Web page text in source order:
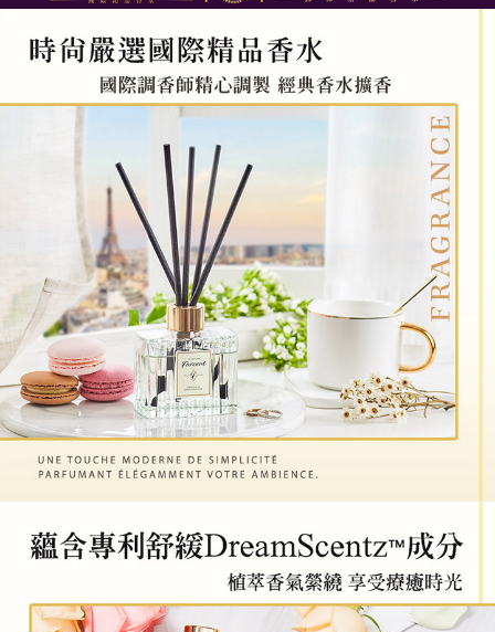
「AFTEE先享後付」，若未經同意申辦者引起之損失，本公司不負相關責
４．使用「AFTEE先享後付」時，將依據個別帳號之用戶狀況，依本公司即
請求用戶進行身份認證。
５．嚴禁一人註冊多個帳號或使用他人資訊註冊。若發現惡意使用之情形，
恩沛科技股份有限公司將有權停止該用戶之使用額度並採取法律行動。